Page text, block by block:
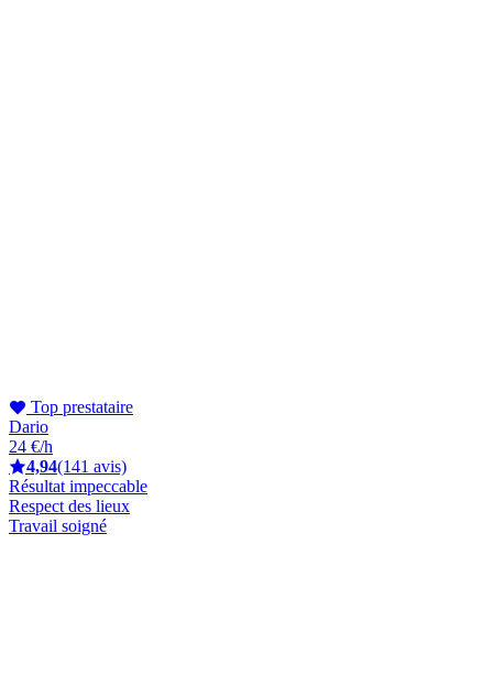
Top prestataire
Dario
24 €/h
4,94(141 avis)
Résultat impeccable
Respect des lieux
Travail soigné